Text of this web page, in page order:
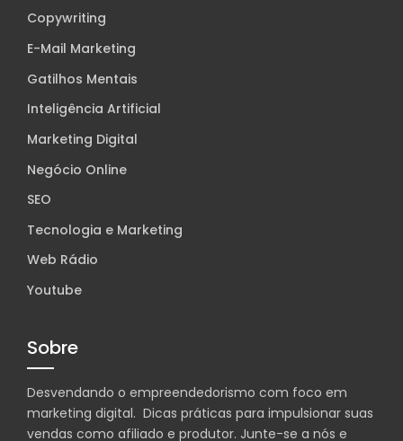
Copywriting
E-Mail Marketing
Gatilhos Mentais
Inteligência Artificial
Marketing Digital
Negócio Online
SEO
Tecnologia e Marketing
Web Rádio
Youtube
Sobre
Desvendando o empreendedorismo com foco em
marketing digital. Dicas práticas para impulsionar suas
vendas como afiliado e produtor. Junte-se a nós e